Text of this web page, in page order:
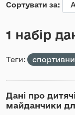
Сортувати за
1 набір
Теги:
Дані про
майданчики